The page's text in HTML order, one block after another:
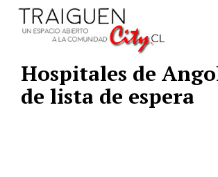
Hospitales de
de lista de espera